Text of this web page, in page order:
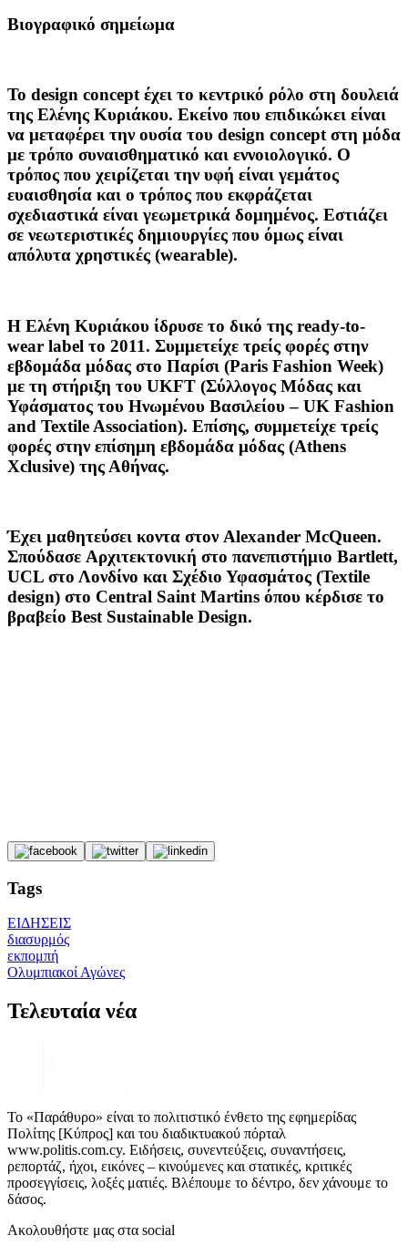
Βιογραφικό σημείωμα
Το design concept έχει το κεντρικό ρόλο στη δουλειά
της Ελένης Κυριάκου. Εκείνο που επιδικώκει είναι
να μεταφέρει την ουσία του design concept στη μόδα
με τρόπο συναισθηματικό και εννοιολογικό. Ο
τρόπος που χειρίζεται την υφή είναι γεμάτος
ευαισθησία και ο τρόπος που εκφράζεται
σχεδιαστικά είναι γεωμετρικά δομημένος. Εστιάζει
σε νεωτεριστικές δημιουργίες που όμως είναι
απόλυτα χρηστικές (wearable).
Η Ελένη Κυριάκου ίδρυσε το δικό της ready-to-
wear label το 2011. Συμμετείχε τρείς φορές στην
εβδομάδα μόδας στο Παρίσι (Paris Fashion Week)
με τη στήριξη του UKFT (Σύλλογος Μόδας και
Υφάσματος του Ηνωμένου Βασιλείου – UK Fashion
and Textile Association). Επίσης, συμμετείχε τρείς
φορές στην επίσημη εβδομάδα μόδας (Athens
Xclusive) της Αθήνας.
Έχει μαθητεύσει κοντα στον Alexander McQueen.
Σπούδασε Aρχιτεκτονική στο πανεπιστήμιο Bartlett,
UCL στο Λονδίνο και Σχέδιο Υφασμάτος (Textile
design) στο Central Saint Martins όπου κέρδισε το
βραβείο Best Sustainable Design.
Tags
ΕΙΔΗΣΕΙΣ
διασυρμός
εκπομπή
Ολυμπιακοί Αγώνες
Τελευταία νέα
Το «Παράθυρο» είναι το πολιτιστικό ένθετο της εφημερίδας
Πολίτης [Κύπρος] και του διαδικτυακού πόρταλ
www.politis.com.cy. Ειδήσεις, συνεντεύξεις, συναντήσεις,
ρεπορτάζ, ήχοι, εικόνες – κινούμενες και στατικές, κριτικές
προσεγγίσεις, λοξές ματιές. Βλέπουμε το δέντρο, δεν χάνουμε το
δάσος.
Ακολουθήστε μας στα social